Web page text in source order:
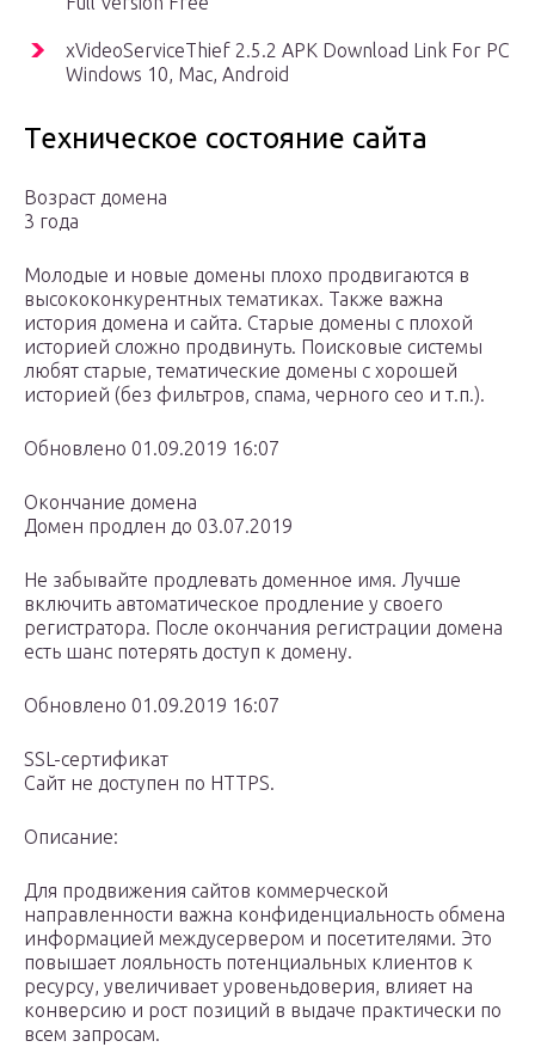
xVideoServiceThief 2.5.2 APK Download Link For PC
Windows 10, Mac, Android
Техническое состояние сайта
Возраст домена
3 года
Молодые и новые домены плохо продвигаются в
высококонкурентных тематиках. Также важна
история домена и сайта. Старые домены с плохой
историей сложно продвинуть. Поисковые системы
любят старые, тематические домены с хорошей
историей (без фильтров, спама, черного сео и т.п.).
Обновлено 01.09.2019 16:07
Окончание домена
Домен продлен до 03.07.2019
Не забывайте продлевать доменное имя. Лучше
включить автоматическое продление у своего
регистратора. После окончания регистрации домена
есть шанс потерять доступ к домену.
Обновлено 01.09.2019 16:07
SSL-сертификат
Cайт не доступен по HTTPS.
Описание:
Для продвижения сайтов коммерческой
направленности важна конфиденциальность обмена
информацией междусервером и посетителями. Это
повышает лояльность потенциальных клиентов к
ресурсу, увеличивает уровеньдоверия, влияет на
конверсию и рост позиций в выдаче практически по
всем запросам.